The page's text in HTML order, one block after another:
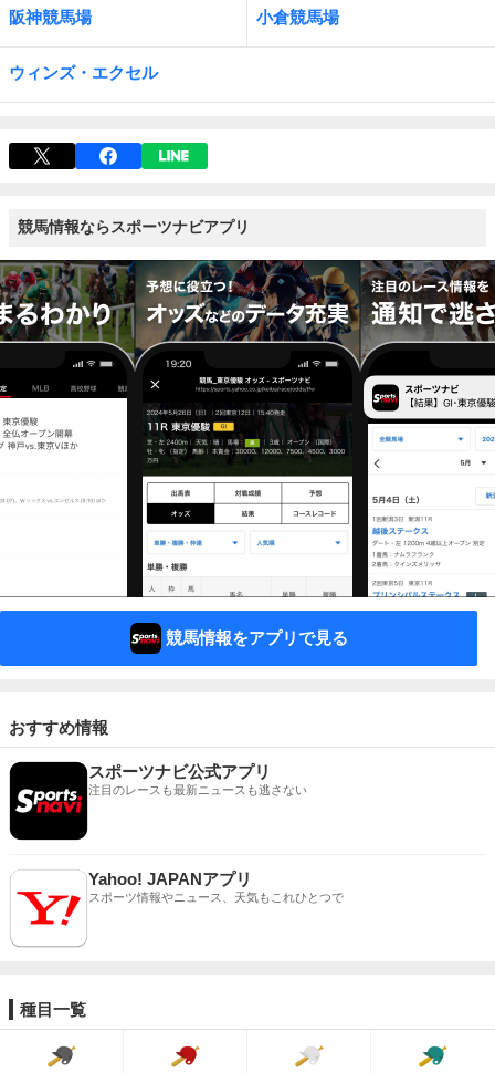
阪神競馬場 小倉競馬場
ウィンズ・エクセル
競馬情報ならスポーツナビアプリ
競馬情報をアプリで見る
おすすめ情報
スポーツナビ公式アプリ
注目のレースも最新ニュースも逃さない
Yahoo! JAPANアプリ
スポーツ情報やニュース、天気もこれひとつで
種目一覧